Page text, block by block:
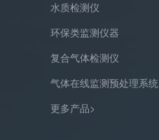
水质检测仪
环保类监测仪器
复合气体检测仪
气体在线监测预处理系统
更多产品>